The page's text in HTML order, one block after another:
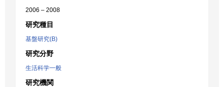
2006 – 2008
研究種目
基盤研究(B)
研究分野
生活科学一般
研究機関